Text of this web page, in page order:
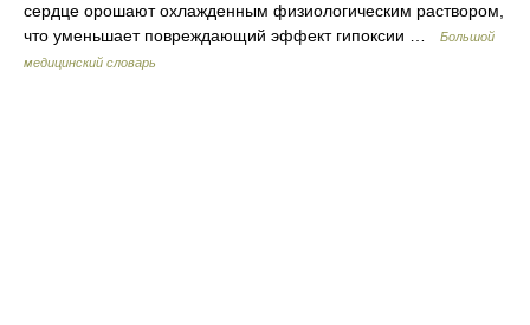
сердце орошают охлажденным физиологическим раствором,
что уменьшает повреждающий эффект гипоксии …
Большой
медицинский словарь